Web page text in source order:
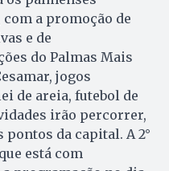
a promoção de
e de
do Palmas Mais
jogos
de areia, futebol de
irão percorrer,
da capital. A 2°
está com